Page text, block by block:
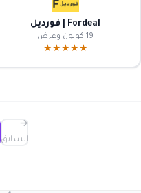
Fordeal | فورديل
19 كوبون وعرض
★★★★★
→
السابق